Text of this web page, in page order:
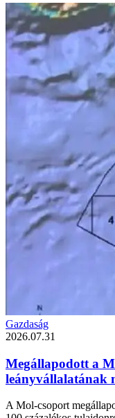
Gazdaság
2026.07.31
Megállapodott a
leányvállalatának
A Mol-csoport